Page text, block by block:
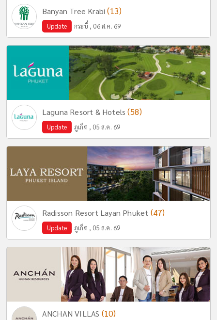
Banyan Tree Krabi(13)
Update กระบี่ , 06 ส.ค. 69
Laguna Resort & Hotels(58)
Update ภูเก็ต , 05 ส.ค. 69
Radisson Resort Layan Phuket (47)
Update ภูเก็ต , 05 ส.ค. 69
ANCHAN VILLAS (10)